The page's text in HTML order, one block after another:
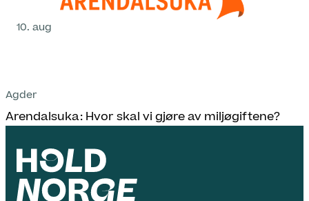
10. aug
Agder
Arendalsuka: Hvor skal vi gjøre av miljøgiftene?